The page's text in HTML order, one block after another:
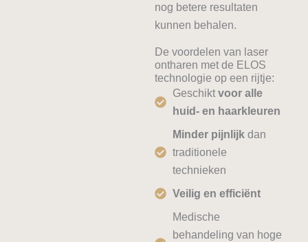
nog betere resultaten
kunnen behalen.
De voordelen van laser
ontharen met de ELOS
technologie op een rijtje:
Geschiktvoor alle
huid- en haarkleuren
Minder pijnlijkdan
traditionele
technieken
Veilig en efficiënt
Medische
behandeling van hoge